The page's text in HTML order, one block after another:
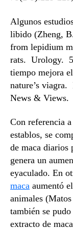
Algunos
libido (Zheng,
from lepidium
rats. Urology.
tiempo mejora
nature’s
News & Views.
Con referencia
establos, se
de maca diarios
genera un
eyaculado. En
maca aumentó
animales
también se
extracto de